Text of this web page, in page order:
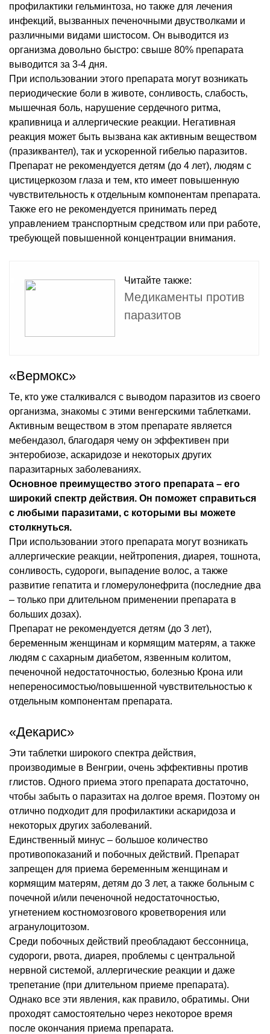
профилактики гельминтоза, но также для лечения
инфекций, вызванных печеночными двустволками и
различными видами шистосом. Он выводится из
организма довольно быстро: свыше 80% препарата
выводится за 3-4 дня.
При использовании этого препарата могут возникать
периодические боли в животе, сонливость, слабость,
мышечная боль, нарушение сердечного ритма,
крапивница и аллергические реакции. Негативная
реакция может быть вызвана как активным веществом
(празиквантел), так и ускоренной гибелью паразитов.
Препарат не рекомендуется детям (до 4 лет), людям с
цистицеркозом глаза и тем, кто имеет повышенную
чувствительность к отдельным компонентам препарата.
Также его не рекомендуется принимать перед
управлением транспортным средством или при работе,
требующей повышенной концентрации внимания.
Читайте также:
Медикаменты против
паразитов
«Вермокс»
Те, кто уже сталкивался с выводом паразитов из своего
организма, знакомы с этими венгерскими таблетками.
Активным веществом в этом препарате является
мебендазол, благодаря чему он эффективен при
энтеробиозе, аскаридозе и некоторых других
паразитарных заболеваниях.
Основное преимущество этого препарата – его
широкий спектр действия. Он поможет справиться
с любыми паразитами, с которыми вы можете
столкнуться.
При использовании этого препарата могут возникать
аллергические реакции, нейтропения, диарея, тошнота,
сонливость, судороги, выпадение волос, а также
развитие гепатита и гломерулонефрита (последние два
– только при длительном применении препарата в
больших дозах).
Препарат не рекомендуется детям (до 3 лет),
беременным женщинам и кормящим матерям, а также
людям с сахарным диабетом, язвенным колитом,
печеночной недостаточностью, болезнью Крона или
непереносимостью/повышенной чувствительностью к
отдельным компонентам препарата.
«Декарис»
Эти таблетки широкого спектра действия,
производимые в Венгрии, очень эффективны против
глистов. Одного приема этого препарата достаточно,
чтобы забыть о паразитах на долгое время. Поэтому он
отлично подходит для профилактики аскаридоза и
некоторых других заболеваний.
Единственный минус – большое количество
противопоказаний и побочных действий. Препарат
запрещен для приема беременным женщинам и
кормящим матерям, детям до 3 лет, а также больным с
почечной и/или печеночной недостаточностью,
угнетением костномозгового кроветворения или
агранулоцитозом.
Среди побочных действий преобладают бессонница,
судороги, рвота, диарея, проблемы с центральной
нервной системой, аллергические реакции и даже
трепетание (при длительном приеме препарата).
Однако все эти явления, как правило, обратимы. Они
проходят самостоятельно через некоторое время
после окончания приема препарата.